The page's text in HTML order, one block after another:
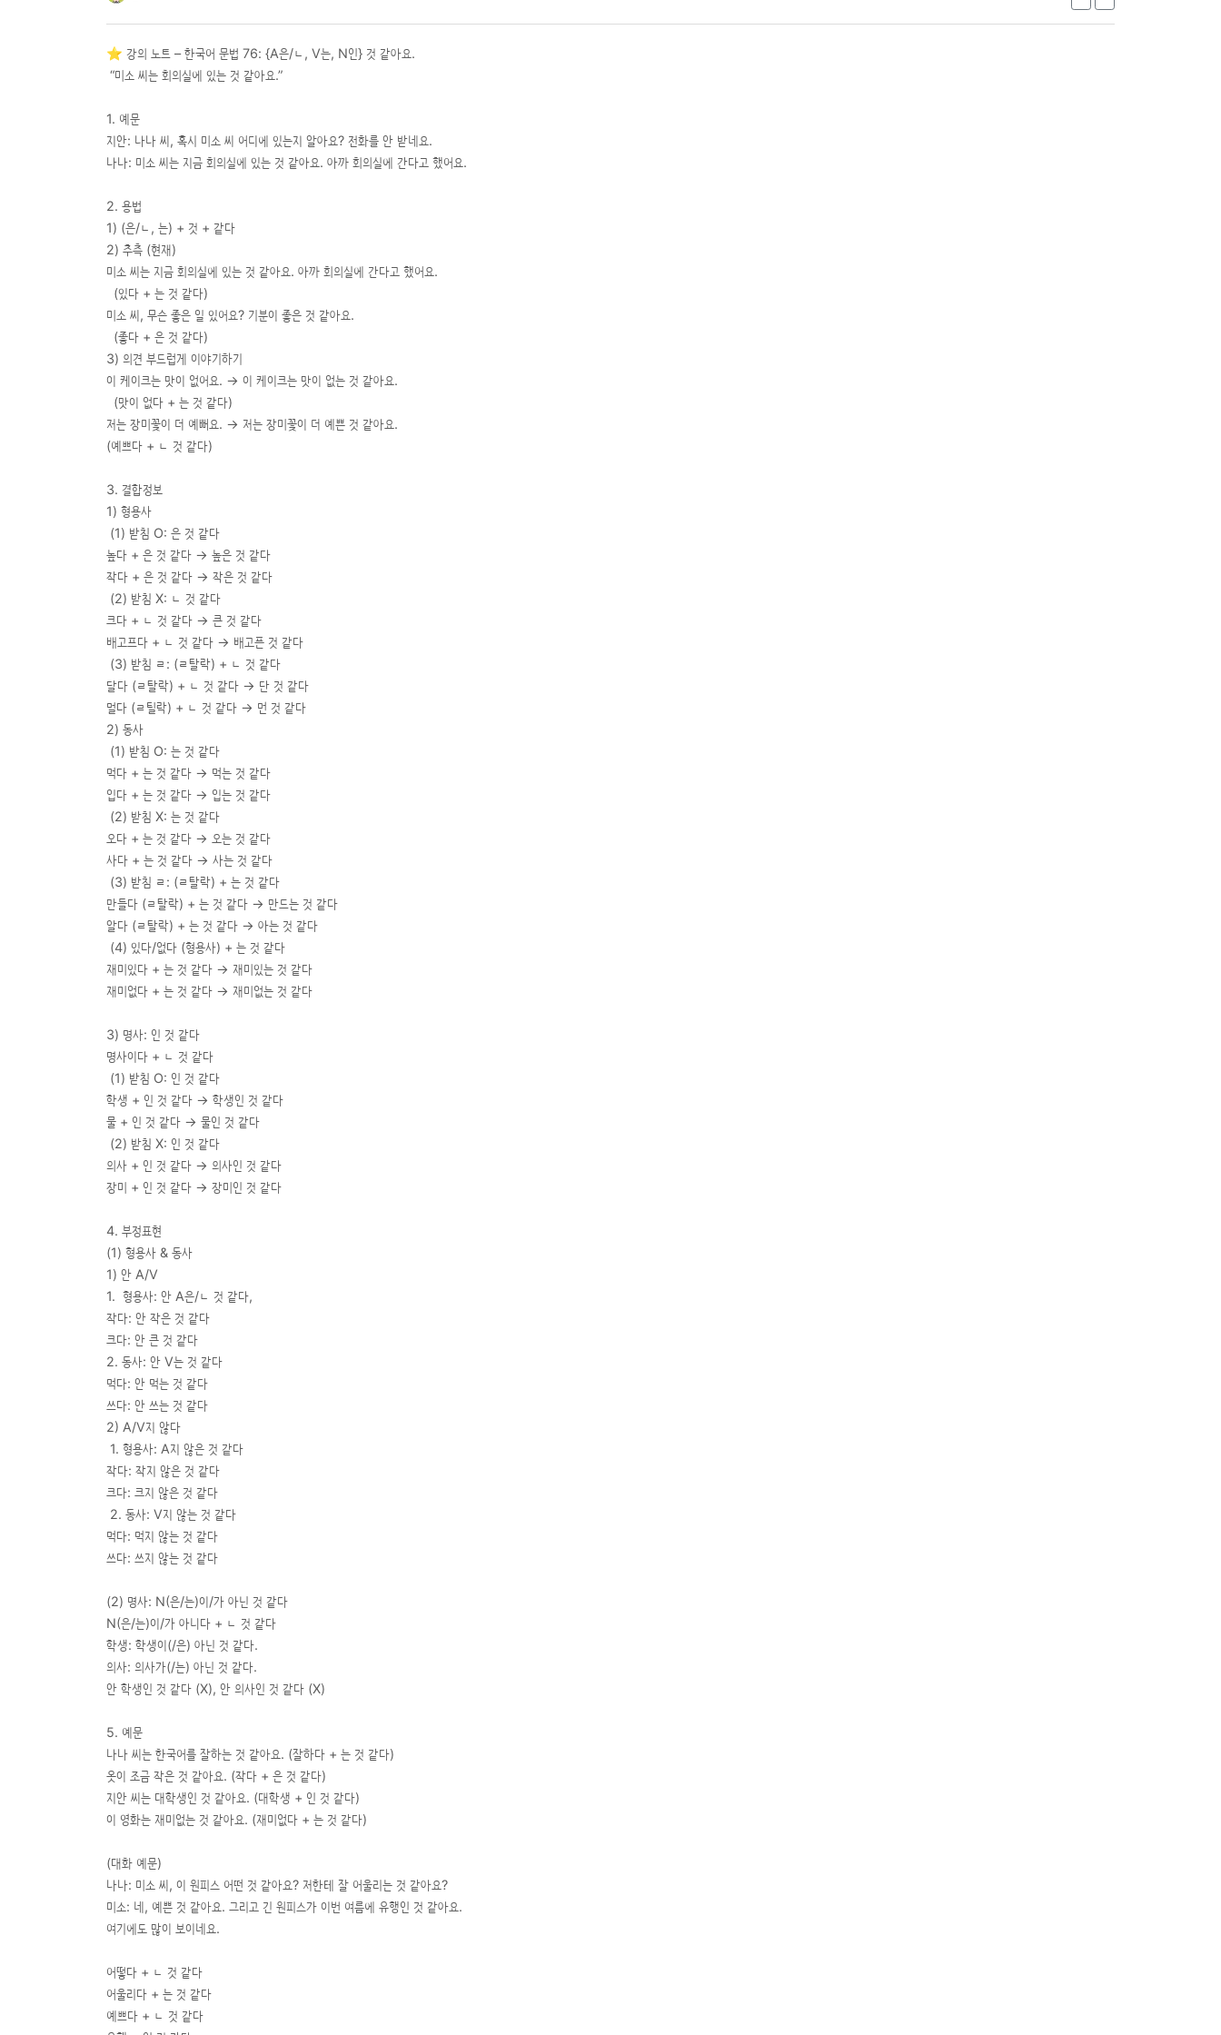
⭐️ 강의 노트 – 한국어 문법 76: {A은/ㄴ, V는, N인} 것 같아요.
“미소 씨는 회의실에 있는 것 같아요.”
1. 예문
지안: 나나 씨, 혹시 미소 씨 어디에 있는지 알아요? 전화를 안 받네요.
나나: 미소 씨는 지금 회의실에 있는 것 같아요. 아까 회의실에 간다고 했어요.
2. 용법
1) (은/ㄴ, 는) + 것 + 같다
2) 추측 (현재)
미소 씨는 지금 회의실에 있는 것 같아요. 아까 회의실에 간다고 했어요.
(있다 + 는 것 같다)
미소 씨, 무슨 좋은 일 있어요? 기분이 좋은 것 같아요.
(좋다 + 은 것 같다)
3) 의견 부드럽게 이야기하기
이 케이크는 맛이 없어요. → 이 케이크는 맛이 없는 것 같아요.
(맛이 없다 + 는 것 같다)
저는 장미꽃이 더 예뻐요. → 저는 장미꽃이 더 예쁜 것 같아요.
(예쁘다 + ㄴ 것 같다)
3. 결합정보
1) 형용사
(1) 받침 O: 은 것 같다
높다 + 은 것 같다 → 높은 것 같다
작다 + 은 것 같다 → 작은 것 같다
(2) 받침 X: ㄴ 것 같다
크다 + ㄴ 것 같다 → 큰 것 같다
배고프다 + ㄴ 것 같다 → 배고픈 것 같다
(3) 받침 ㄹ: (ㄹ탈락) + ㄴ 것 같다
달다 (ㄹ탈락) + ㄴ 것 같다 → 단 것 같다
멀다 (ㄹ틸락) + ㄴ 것 같다 → 먼 것 같다
2) 동사
(1) 받침 O: 는 것 같다
먹다 + 는 것 같다 → 먹는 것 같다
입다 + 는 것 같다 → 입는 것 같다
(2) 받침 X: 는 것 같다
오다 + 는 것 같다 → 오는 것 같다
사다 + 는 것 같다 → 사는 것 같다
(3) 받침 ㄹ: (ㄹ탈락) + 는 것 같다
만들다 (ㄹ탈락) + 는 것 같다 → 만드는 것 같다
알다 (ㄹ탈락) + 는 것 같다 → 아는 것 같다
(4) 있다/없다 (형용사) + 는 것 같다
재미있다 + 는 것 같다 → 재미있는 것 같다
재미없다 + 는 것 같다 → 재미없는 것 같다
3) 명사: 인 것 같다
명사이다 + ㄴ 것 같다
(1) 받침 O: 인 것 같다
학생 + 인 것 같다 → 학생인 것 같다
물 + 인 것 같다 → 물인 것 같다
(2) 받침 X: 인 것 같다
의사 + 인 것 같다 → 의사인 것 같다
장미 + 인 것 같다 → 장미인 것 같다
4. 부정표현
(1) 형용사 & 동사
1) 안 A/V
1. 형용사: 안 A은/ㄴ 것 같다,
작다: 안 작은 것 같다
크다: 안 큰 것 같다
2. 동사: 안 V는 것 같다
먹다: 안 먹는 것 같다
쓰다: 안 쓰는 것 같다
2) A/V지 않다
1. 형용사: A지 않은 것 같다
작다: 작지 않은 것 같다
크다: 크지 않은 것 같다
2. 동사: V지 않는 것 같다
먹다: 먹지 않는 것 같다
쓰다: 쓰지 않는 것 같다
(2) 명사: N(은/는)이/가 아닌 것 같다
N(은/는)이/가 아니다 + ㄴ 것 같다
학생: 학생이(/은) 아닌 것 같다.
의사: 의사가(/는) 아닌 것 같다.
안 학생인 것 같다 (X), 안 의사인 것 같다 (X)
5. 예문
나나 씨는 한국어를 잘하는 것 같아요. (잘하다 + 는 것 같다)
옷이 조금 작은 것 같아요. (작다 + 은 것 같다)
지안 씨는 대학생인 것 같아요. (대학생 + 인 것 같다)
이 영화는 재미없는 것 같아요. (재미없다 + 는 것 같다)
(대화 예문)
나나: 미소 씨, 이 원피스 어떤 것 같아요? 저한테 잘 어울리는 것 같아요?
미소: 네, 예쁜 것 같아요. 그리고 긴 원피스가 이번 여름에 유행인 것 같아요.
여기에도 많이 보이네요.
어떻다 + ㄴ 것 같다
어울리다 + 는 것 같다
예쁘다 + ㄴ 것 같다